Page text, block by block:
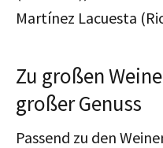
Martínez Lacuesta
Zu großen
großer Genuss
Passend zu den